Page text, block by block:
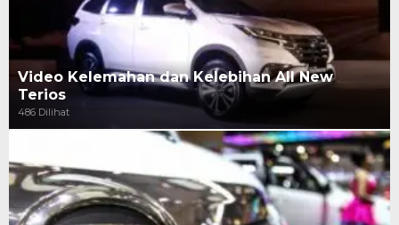
Video Kelemahan dan Kelebihan All New
Terios
486 Dilihat